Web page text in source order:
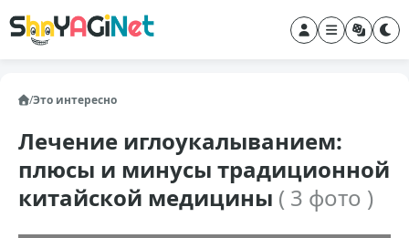
/Это интересно
Лечение иглоукалыванием:
плюсы и минусы традиционной
китайской медицины ( 3 фото )